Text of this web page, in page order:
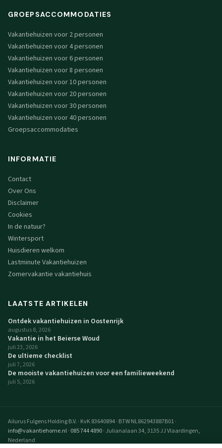
GROEPSACCOMMODATIES
Vakantiehuizen voor 2 personen
Vakantiehuizen voor 4 personen
Vakantiehuizen voor 6 personen
Vakantiehuizen voor 8 personen
Vakantiehuizen voor 10 personen
Vakantiehuizen voor 20 personen
Vakantiehuizen voor 30 personen
Vakantiehuizen voor 40 personen
Groepsaccommodaties
INFORMATIE
Contact
Over Ons
Disclaimer
Cookies
In de natuur?
Wintersport
Huisdieren welkom
Lastminute Vakantiehuizen
Zomervakantie vakantiehuis
LAATSTE ARTIKELEN
Ontdek vakantiehuizen in Oostenrijk
augustus 8, 2026
Vakantie in het Beierse Woud
juli 23, 2026
De ultieme checklist
juli 7, 2026
De mooiste vakantiehuizen voor een familieweekend
juli 5, 2026
Ailurus Fulgens Holding B.V. · KvK 83640894· BTW NL862943887B01·
info@vakantiehome.nl· 085 744 4890· Julianalaan 34, 3135 JJ Vlaardingen,
Nederland